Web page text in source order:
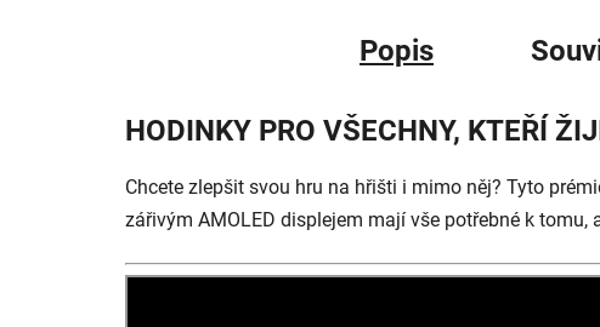
Popis
HODINKY PRO VŠECHNY, KTEŘÍ
Chcete zlepšit svou hru na hřišti i mimo něj? Tyto
zářivým AMOLED displejem mají vše potřebné k tomu,